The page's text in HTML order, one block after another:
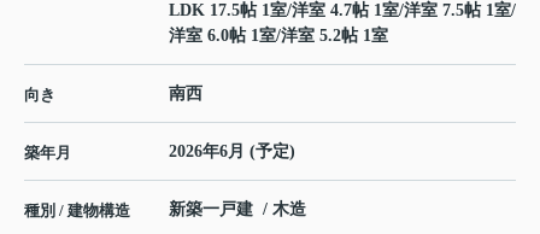
LDK 17.5帖 1室/洋室 4.7帖 1室/洋室 7.5帖 1室/
洋室 6.0帖 1室/洋室 5.2帖 1室
向き 南西
築年月 2026年6月 (予定)
種別 / 建物構造 新築一戸建 / 木造